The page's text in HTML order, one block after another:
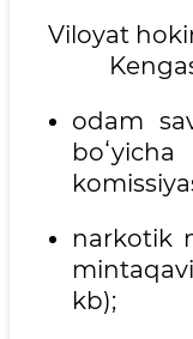
Viloyat
odam
narkotik
kb);